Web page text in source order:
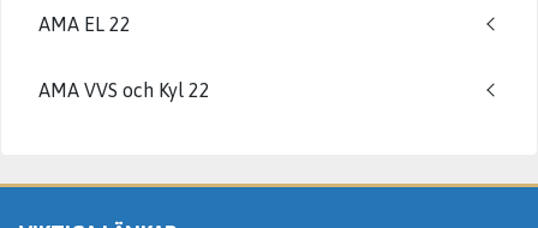
AMA EL 22
AMA VVS och Kyl 22